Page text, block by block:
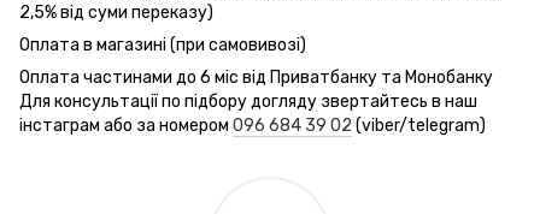
2,5% від суми переказу)
Оплата в магазині (при самовивозі)
Оплата частинами до 6 міс від Приватбанку та Монобанку
Для консультації по підбору догляду звертайтесь в наш
інстаграм або за номером 096 684 39 02 (viber/telegram)